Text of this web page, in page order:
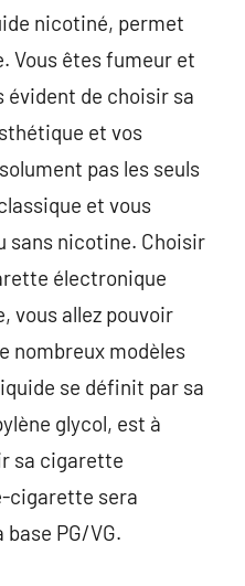
nicotiné, permet
Vous êtes fumeur et
évident de choisir sa
et vos
pas les seuls
et vous
sans nicotine. Choisir
électronique
vous allez pouvoir
nombreux modèles
se définit par sa
glycol, est à
sa cigarette
cigarette sera
PG/VG.